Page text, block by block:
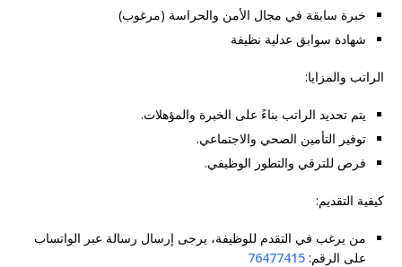
خبرة سابقة في مجال الأمن والحراسة (مرغوب)
شهادة سوابق عدلية نظيفة
الراتب والمزايا:
يتم تحديد الراتب بناءً على الخبرة والمؤهلات.
توفير التأمين الصحي والاجتماعي.
فرص للترقي والتطور الوظيفي.
كيفية التقديم:
من يرغب في التقدم للوظيفة، يرجى إرسال رسالة عبر الواتساب
على الرقم: 76477415